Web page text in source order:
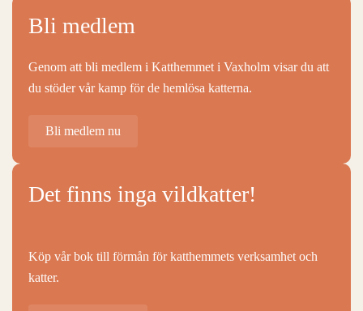
Bli medlem
Genom att bli medlem i Katthemmet i Vaxholm visar du att
du stöder vår kamp för de hemlösa katterna.
Bli medlem nu
Det finns inga vildkatter!
Köp vår bok till förmån för katthemmets verksamhet och
katter.